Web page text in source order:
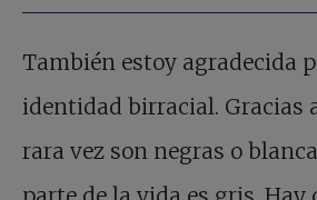
También estoy agradecida
identidad birracial. Gracias
rara vez son negras o